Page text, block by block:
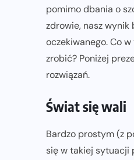
pomimo dbania o
zdrowie, nasz wynik
oczekiwanego. Co
zrobić? Poniżej
rozwiązań.
Świat się wali
Bardzo prostym (z
się w takiej sytuacji